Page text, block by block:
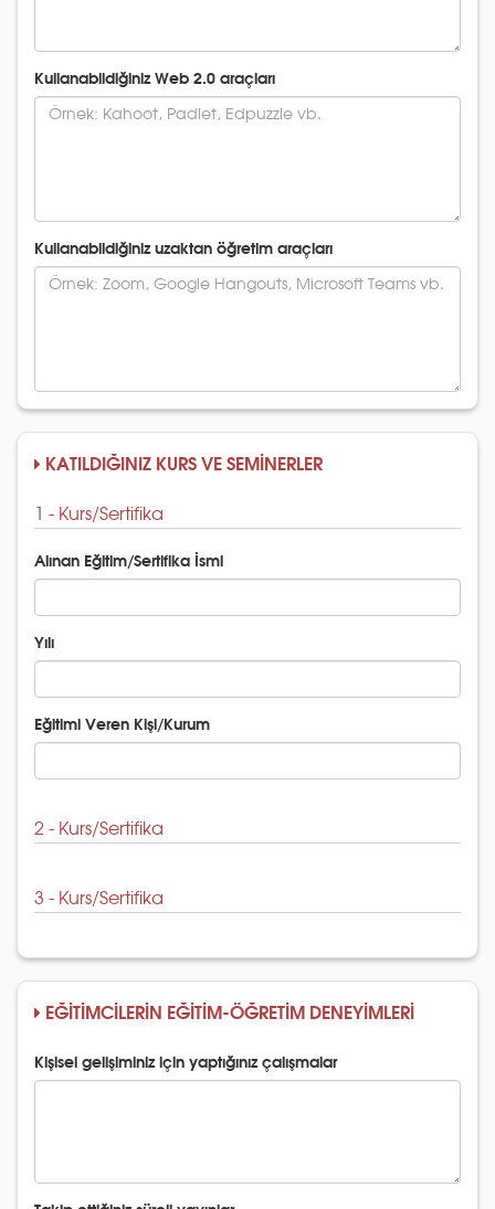
Kullanabildiğiniz Web 2.0 araçları
Kullanabildiğiniz uzaktan öğretim araçları
KATILDIĞINIZ KURS VE SEMİNERLER
1 - Kurs/Sertifika
Alınan Eğitim/Sertifika İsmi
Yılı
Eğitimi Veren Kişi/Kurum
2 - Kurs/Sertifika
3 - Kurs/Sertifika
EĞİTİMCİLERİN EĞİTİM-ÖĞRETİM DENEYİMLERİ
Kişisel gelişiminiz için yaptığınız çalışmalar